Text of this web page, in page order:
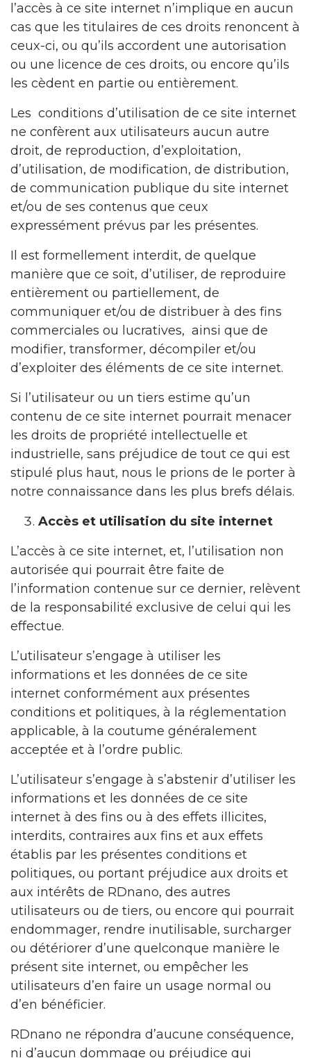
l’accès à ce site internet n’implique en aucun
cas que les titulaires de ces droits renoncent à
ceux-ci, ou qu’ils accordent une autorisation
ou une licence de ces droits, ou encore qu’ils
les cèdent en partie ou entièrement.
Les conditions d’utilisation de ce site internet
ne confèrent aux utilisateurs aucun autre
droit, de reproduction, d’exploitation,
d’utilisation, de modification, de distribution,
de communication publique du site internet
et/ou de ses contenus que ceux
expressément prévus par les présentes.
Il est formellement interdit, de quelque
manière que ce soit, d’utiliser, de reproduire
entièrement ou partiellement, de
communiquer et/ou de distribuer à des fins
commerciales ou lucratives, ainsi que de
modifier, transformer, décompiler et/ou
d’exploiter des éléments de ce site internet.
Si l’utilisateur ou un tiers estime qu’un
contenu de ce site internet pourrait menacer
les droits de propriété intellectuelle et
industrielle, sans préjudice de tout ce qui est
stipulé plus haut, nous le prions de le porter à
notre connaissance dans les plus brefs délais.
Accès et utilisation du site internet
L’accès à ce site internet, et, l’utilisation non
autorisée qui pourrait être faite de
l’information contenue sur ce dernier, relèvent
de la responsabilité exclusive de celui qui les
effectue.
L’utilisateur s’engage à utiliser les
informations et les données de ce site
internet conformément aux présentes
conditions et politiques, à la réglementation
applicable, à la coutume généralement
acceptée et à l’ordre public.
L’utilisateur s’engage à s’abstenir d’utiliser les
informations et les données de ce site
internet à des fins ou à des effets illicites,
interdits, contraires aux fins et aux effets
établis par les présentes conditions et
politiques, ou portant préjudice aux droits et
aux intérêts de RDnano, des autres
utilisateurs ou de tiers, ou encore qui pourrait
endommager, rendre inutilisable, surcharger
ou détériorer d’une quelconque manière le
présent site internet, ou empêcher les
utilisateurs d’en faire un usage normal ou
d’en bénéficier.
RDnano ne répondra d’aucune conséquence,
ni d’aucun dommage ou préjudice qui